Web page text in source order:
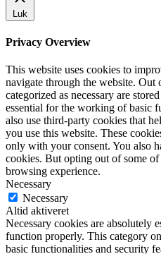
Luk
Privacy Overview
This website uses cookies to
navigate through the website. Out
categorized as necessary are
essential for the working of basic
also use third-party cookies that
you use this website. These
only with your consent. You also
cookies. But opting out of some
browsing experience.
Necessary
Necessary
Altid aktiveret
Necessary cookies are absolutely
function properly. This category
basic functionalities and security